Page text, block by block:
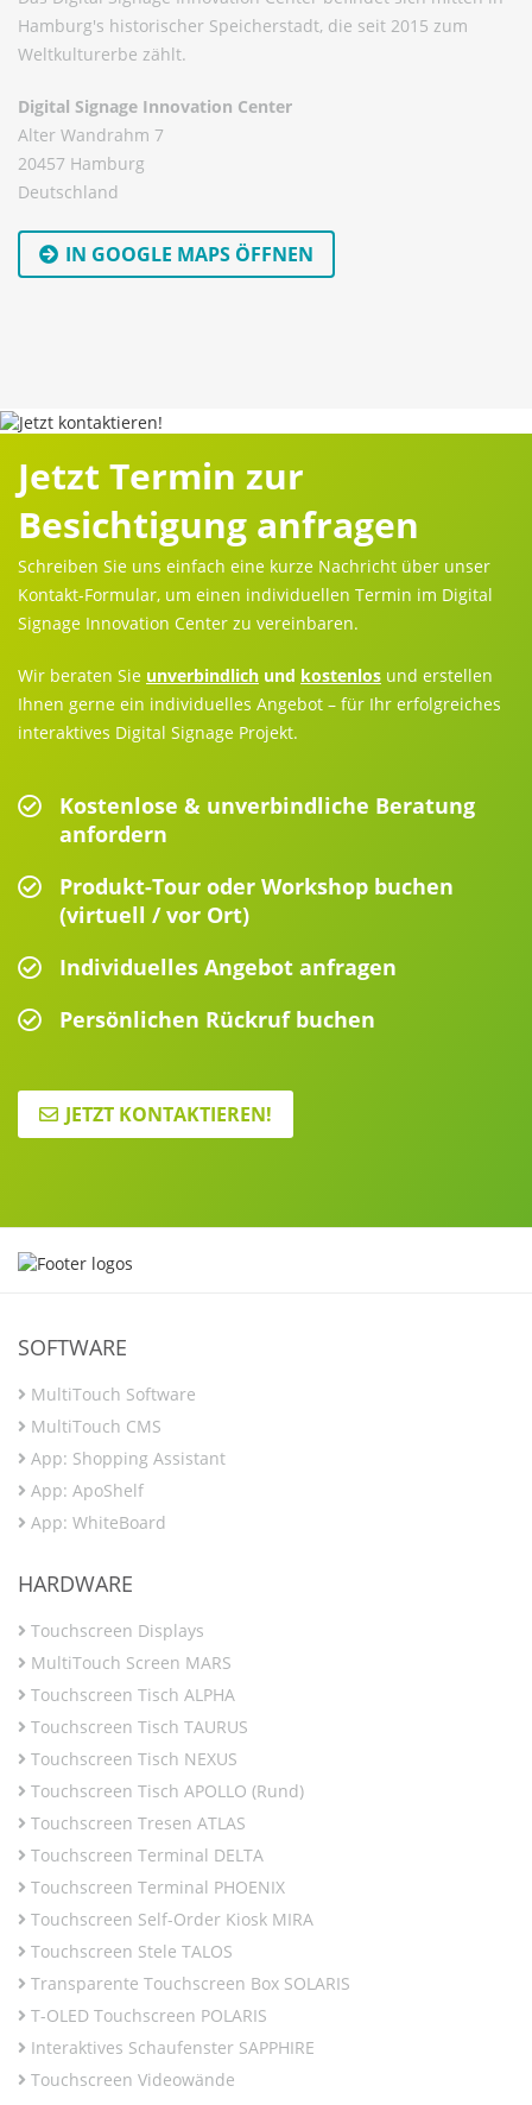
Hamburg's historischer Speicherstadt, die seit 2015 zum
Weltkulturerbe zählt.
Digital Signage Innovation Center
Alter Wandrahm 7
20457 Hamburg
Deutschland
IN GOOGLE MAPS ÖFFNEN
Jetzt Termin zur
Besichtigung anfragen
Schreiben Sie uns einfach eine kurze Nachricht über unser
Kontakt-Formular, um einen individuellen Termin im Digital
Signage Innovation Center zu vereinbaren.
Wir beraten Sie unverbindlich und kostenlos und erstellen
Ihnen gerne ein individuelles Angebot – für Ihr erfolgreiches
interaktives Digital Signage Projekt.
Kostenlose & unverbindliche Beratung
anfordern
Produkt-Tour oder Workshop buchen
(virtuell / vor Ort)
Individuelles Angebot anfragen
Persönlichen Rückruf buchen
JETZT KONTAKTIEREN!
SOFTWARE
MultiTouch Software
MultiTouch CMS
App: Shopping Assistant
App: ApoShelf
App: WhiteBoard
HARDWARE
Touchscreen Displays
MultiTouch Screen MARS
Touchscreen Tisch ALPHA
Touchscreen Tisch TAURUS
Touchscreen Tisch NEXUS
Touchscreen Tisch APOLLO (Rund)
Touchscreen Tresen ATLAS
Touchscreen Terminal DELTA
Touchscreen Terminal PHOENIX
Touchscreen Self-Order Kiosk MIRA
Touchscreen Stele TALOS
Transparente Touchscreen Box SOLARIS
T-OLED Touchscreen POLARIS
Interaktives Schaufenster SAPPHIRE
Touchscreen Videowände